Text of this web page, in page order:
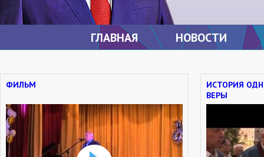
ГЛАВНАЯ НОВОСТИ
ФИЛЬМ
ИСТОРИЯ
ВЕРЫ